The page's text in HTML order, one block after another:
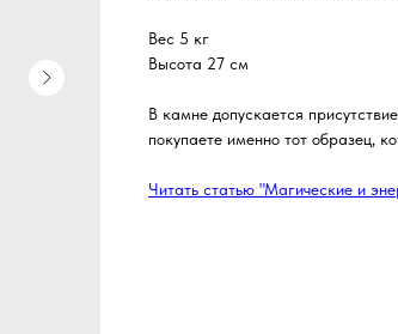
Вес 5 кг
Высота 27 см
В камне допускается
покупаете именно тот образец,
Читать статью "Магические и